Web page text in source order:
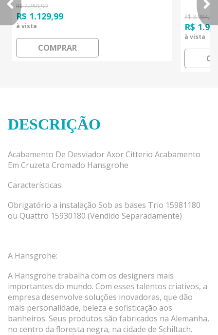
R$ 2.259,99
R$ 1.129,99
à vista
COMPRAR
R$ 3.984,00
R$
à vista
DESCRIÇÃO
Acabamento De Desviador Axor Citterio Acabamento
Em Cruzeta Cromado Hansgrohe
Características:
Obrigatório a instalação Sob as bases Trio 15981180
ou Quattro 15930180 (Vendido Separadamente)
A Hansgrohe:
A Hansgrohe trabalha com os designers mais
importantes do mundo. Com esses talentos criativos, a
empresa desenvolve soluções inovadoras, que dão
mais personalidade, beleza e sofisticação aos
banheiros. Seus produtos são fabricados na Alemanha,
no centro da floresta negra, na cidade de Schiltach.